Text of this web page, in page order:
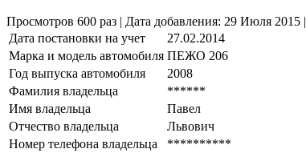
Просмотров 600 раз | Дата добавления: 29 Июля 2015 |
Дата постановки на учет
27.02.2014
Марка и модель автомобиля ПЕЖО 206
Год выпуска автомобиля
2008
Фамилия владельца
******
Имя владельца
Павел
Отчество владельца
Львович
Номер телефона владельца
**********